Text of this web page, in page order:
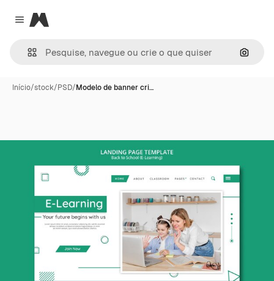
Close menu
Magnific
Início/stock/PSD/Modelo de banner cri…